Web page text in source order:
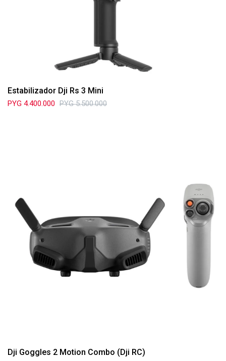
Estabilizador Dji Rs 3 Mini
PYG 4.400.000 PYG 5.500.000
Dji Goggles 2 Motion Combo (Dji RC)